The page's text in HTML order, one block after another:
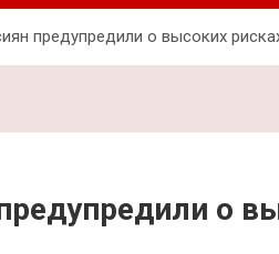
предупредили о высоких
о